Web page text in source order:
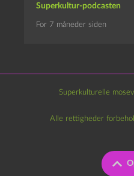
Superkultur-podcasten
For 7 måneder siden
Superkulturelle
Alle rettigheder